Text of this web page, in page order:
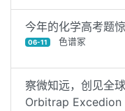
今年的化学高考题
06-11 色谱冢
察微知远，创见全
Orbitrap Excedion